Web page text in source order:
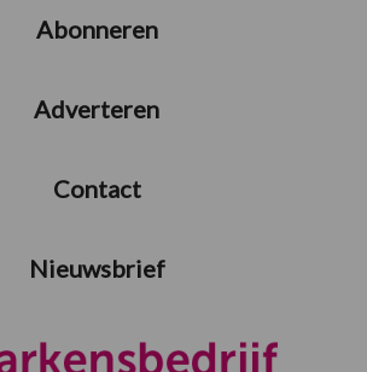
Abonneren
Adverteren
Contact
Nieuwsbrief